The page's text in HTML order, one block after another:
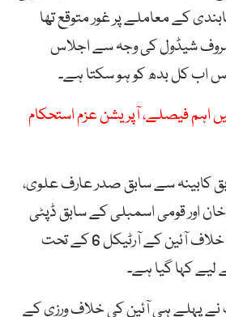
کے معاملے پر غور متوقع تھا
شیڈول کی وجہ سے اجلاس
اب کل بدھ کو ہو سکتا ہے۔
اہم فیصلے، آپریشن عزم استحکام
کابینہ سے سابق صدر عارف علوی،
اور قومی اسمبلی کے سابق ڈپٹی
اسپیکر قاسم سوری کے خلاف آئین کے آرٹیکل 6 کے تحت
لیے کہا گیا ہے۔
پہلے ہی آئین کی خلاف ورزی کے